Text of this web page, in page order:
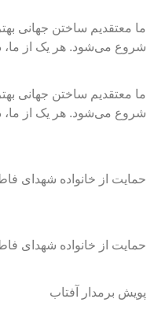
ما معتقدیم ساختن جهانی
شروع می‌شود. هر یک از ما،
ما معتقدیم ساختن جهانی
شروع می‌شود. هر یک از ما،
حمایت از خانواده شهدای
حمایت از خانواده شهدای
پویش برمدار آفتاب